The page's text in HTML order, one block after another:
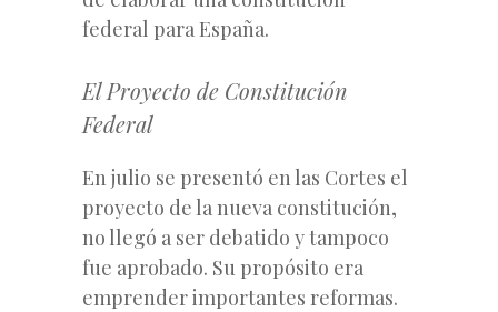
federal para España.
El Proyecto de Constitución
Federal
En julio se presentó en las Cortes el
proyecto de la nueva constitución,
no llegó a ser debatido y tampoco
fue aprobado. Su propósito era
emprender importantes reformas.